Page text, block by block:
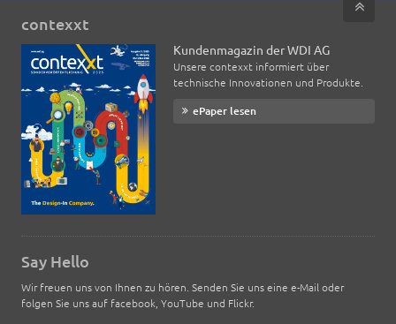
contexxt
Kundenmagazin der WDI AG
Unsere contexxt informiert über
technische Innovationen und Produkte.
ePaper lesen
Say Hello
Wir freuen uns von Ihnen zu hören. Senden Sie uns eine e-Mail oder
folgen Sie uns auf facebook, YouTube und Flickr.